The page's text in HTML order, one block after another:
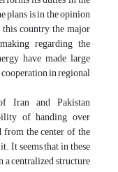
plans is in the opinion
country, the major
regarding the
have made large
in regional
Iran and Pakistan
of handing over
from the center of the
It seems that in these
a centralized structure